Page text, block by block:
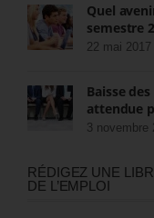
Quel
semestre
22 mai 2017
Baisse
attendue
3 novembre
RÉDIGEZ UNE
DE L’EMPLOI